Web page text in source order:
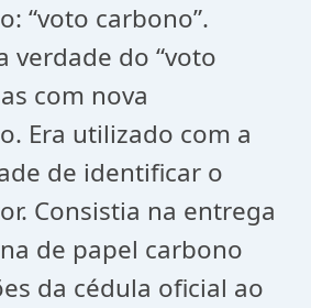
“voto carbono”.
verdade do “voto
com nova
Era utilizado com a
de identificar o
Consistia na entrega
de papel carbono
da cédula oficial ao